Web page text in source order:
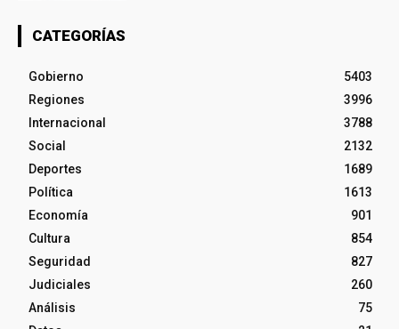
CATEGORÍAS
Gobierno
5403
Regiones
3996
Internacional
3788
Social
2132
Deportes
1689
Política
1613
Economía
901
Cultura
854
Seguridad
827
Judiciales
260
Análisis
75